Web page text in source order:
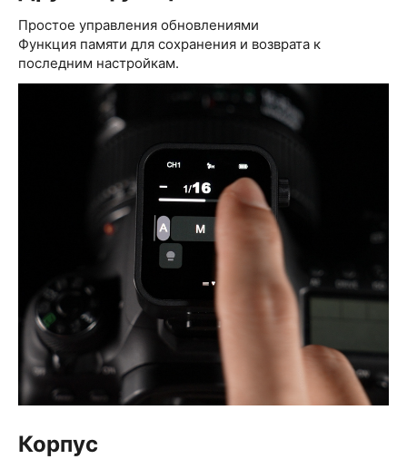
Простое управления обновлениями
Функция памяти для сохранения и возврата к
последним настройкам.
Корпус